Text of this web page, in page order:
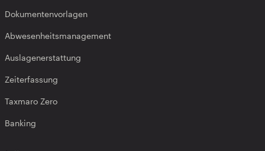
Dokumentenvorlagen
Abwesenheitsmanagement
Auslagenerstattung
Zeiterfassung
Taxmaro Zero
Banking